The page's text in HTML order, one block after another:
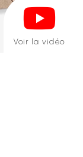
Voir la vidéo